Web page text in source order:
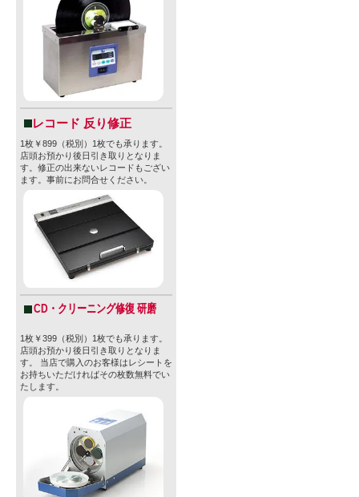
レコード 反り修正
1枚￥899（税別）1枚でも承ります。
店頭お預かり後日引き取りとなりま
す。修正の出来ないレコードもござい
ます。事前にお問合せください。
CD・クリーニング修復 研磨
1枚￥399（税別）1枚でも承ります。
店頭お預かり後日引き取りとなりま
す。 当店で購入のお客様はレシートを
お持ちいただければその枚数無料でい
たします。